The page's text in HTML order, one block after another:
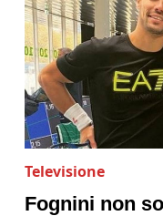
Televisione
Fognini non